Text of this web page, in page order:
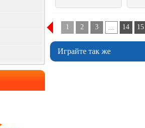
1 2 3 ... 14 15
Играйте так же